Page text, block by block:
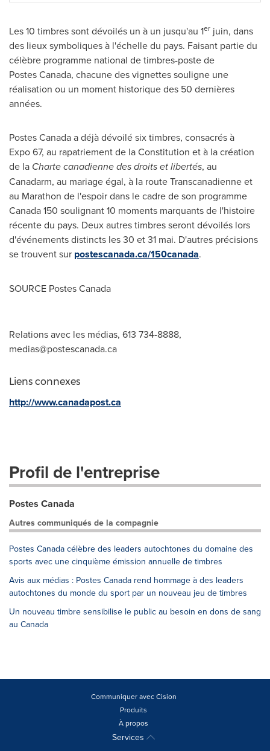
Les 10 timbres sont dévoilés un à un jusqu'au 1er juin, dans
des lieux symboliques à l'échelle du pays. Faisant partie du
célèbre programme national de timbres-poste de
Postes Canada, chacune des vignettes souligne une
réalisation ou un moment historique des 50 dernières
années.
Postes Canada a déjà dévoilé six timbres, consacrés à
Expo 67, au rapatriement de la Constitution et à la création
de la Charte canadienne des droits et libertés, au
Canadarm, au mariage égal, à la route Transcanadienne et
au Marathon de l'espoir dans le cadre de son programme
Canada 150 soulignant 10 moments marquants de l'histoire
récente du pays. Deux autres timbres seront dévoilés lors
d'événements distincts les 30 et 31 mai. D'autres précisions
se trouvent sur postescanada.ca/150canada.
SOURCE Postes Canada
Relations avec les médias, 613 734-8888,
medias@postescanada.ca
Liens connexes
http://www.canadapost.ca
Profil de l'entreprise
Postes Canada
Autres communiqués de la compagnie
Postes Canada célèbre des leaders autochtones du domaine des
sports avec une cinquième émission annuelle de timbres
Avis aux médias : Postes Canada rend hommage à des leaders
autochtones du monde du sport par un nouveau jeu de timbres
Un nouveau timbre sensibilise le public au besoin en dons de sang
au Canada
Communiquer avec Cision
Produits
À propos
Services